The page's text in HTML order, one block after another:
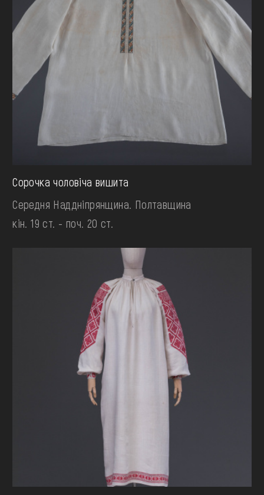
Сорочка чоловіча вишита
Середня Наддніпрянщина. Полтавщина
кін. 19 ст. - поч. 20 ст.